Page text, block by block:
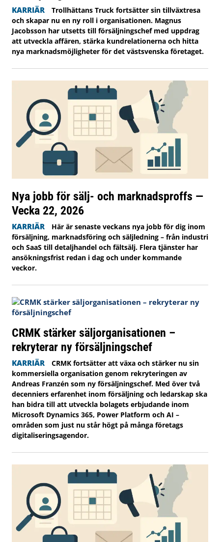
KARRIÄR
Trollhättans Truck fortsätter sin tillväxtresa
och skapar nu en ny roll i organisationen. Magnus
Jacobsson har utsetts till försäljningschef med uppdrag
att utveckla affären, stärka kundrelationerna och hitta
nya marknadsmöjligheter för det västsvenska företaget.
Nya jobb för sälj- och marknadsproffs —
Vecka 22, 2026
KARRIÄR
Här är senaste veckans nya jobb för dig inom
försäljning, marknadsföring och säljledning – från industri
och SaaS till detaljhandel och fältsälj. Flera tjänster har
ansökningsfrist redan i dag och under kommande
veckor.
CRMK stärker säljorganisationen –
rekryterar ny försäljningschef
KARRIÄR
CRMK fortsätter att växa och stärker nu sin
kommersiella organisation genom rekryteringen av
Andreas Franzén som ny försäljningschef. Med över två
decenniers erfarenhet inom försäljning och ledarskap ska
han bidra till att utveckla bolagets erbjudande inom
Microsoft Dynamics 365, Power Platform och AI –
områden som just nu står högt på många företags
digitaliseringsagendor.